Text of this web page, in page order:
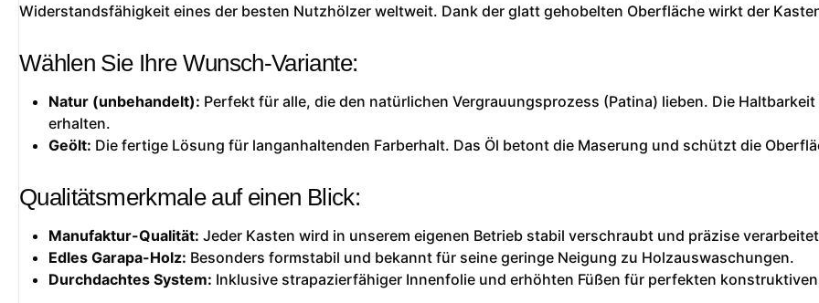
Widerstandsfähigkeit eines der besten Nutzhölzer weltweit. Dank der glatt gehobelten Oberfläche wirkt der
Wählen Sie Ihre Wunsch-Variante:
Natur (unbehandelt): Perfekt für alle, die den natürlichen Vergrauungsprozess (Patina) lieben. Die
erhalten.
Geölt: Die fertige Lösung für langanhaltenden Farberhalt. Das Öl betont die Maserung und schützt die
Qualitätsmerkmale auf einen Blick:
Manufaktur-Qualität: Jeder Kasten wird in unserem eigenen Betrieb stabil verschraubt und präzise
Edles Garapa-Holz: Besonders formstabil und bekannt für seine geringe Neigung zu Holzauswaschungen.
Durchdachtes System: Inklusive strapazierfähiger Innenfolie und erhöhten Füßen für perfekten